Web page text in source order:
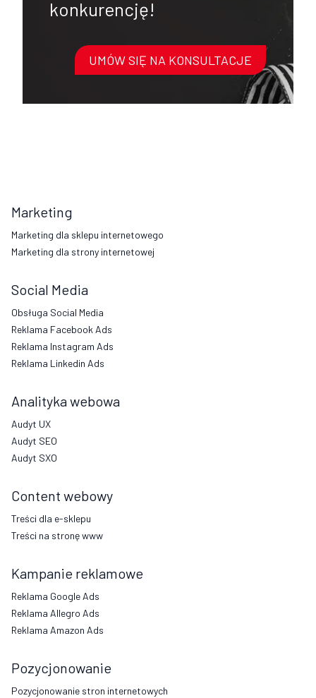
konkurencję!
UMÓW SIĘ NA KONSULTACJE
Marketing
Marketing dla sklepu internetowego
Marketing dla strony internetowej
Social Media
Obsługa Social Media
Reklama Facebook Ads
Reklama Instagram Ads
Reklama Linkedin Ads
Analityka webowa
Audyt UX
Audyt SEO
Audyt SXO
Content webowy
Treści dla e-sklepu
Treści na stronę www
Kampanie reklamowe
Reklama Google Ads
Reklama Allegro Ads
Reklama Amazon Ads
Pozycjonowanie
Pozycjonowanie stron internetowych